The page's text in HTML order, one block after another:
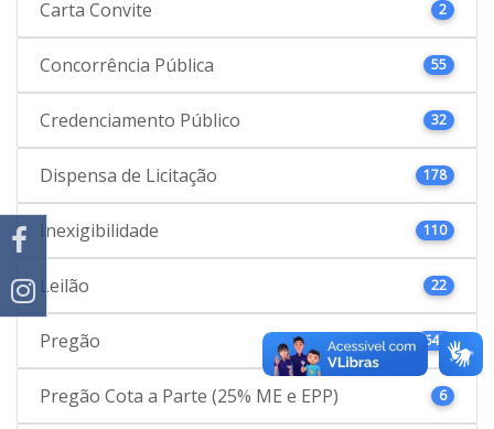
Carta Convite 2
Concorrência Pública 55
Credenciamento Público 32
Dispensa de Licitação 178
Inexigibilidade 110
Leilão 22
Pregão 646
Pregão Cota a Parte (25% ME e EPP) 6